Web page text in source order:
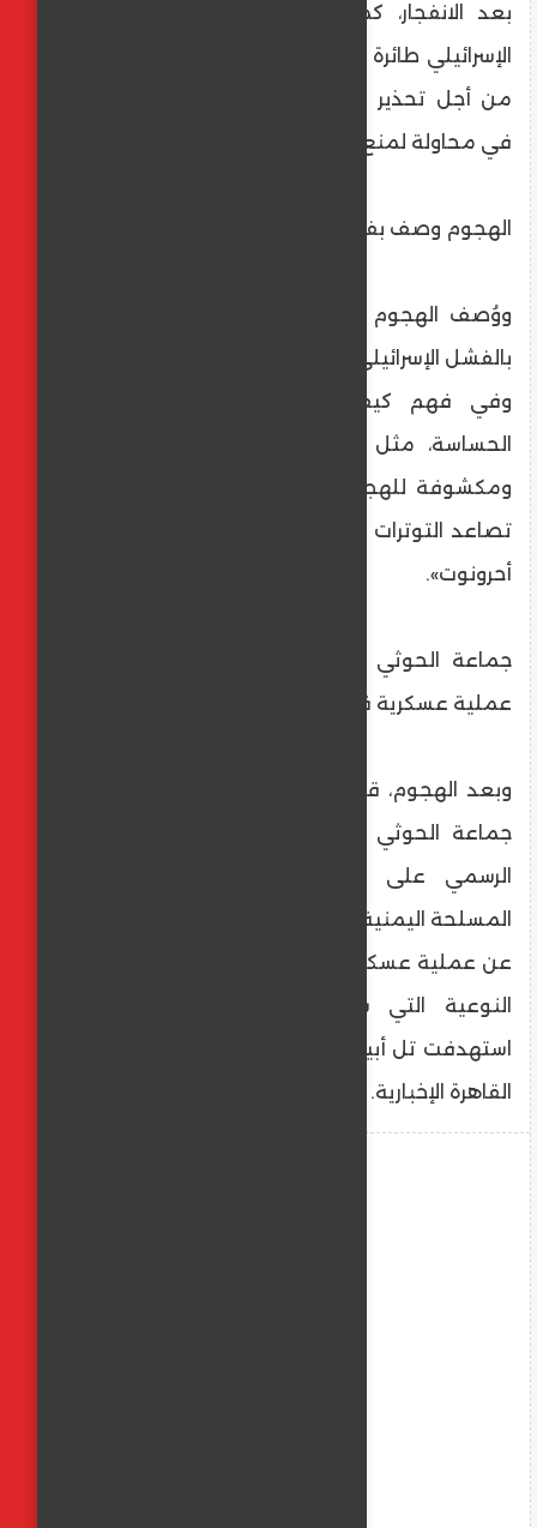
بعد الانفجار، كما لم يرصد أي رادار للجيش
الإسرائيلي طائرة أو جسم معادي اخترق الأجواء،
من أجل تحذير السكان وإطلاق صافرات الإنذار
في محاولة لمنع الضرر.
الهجوم وصف بفشل إسرائيلي
ووُصف الهجوم على تل أبيب بطائرة مسيرة،
بالفشل الإسرائيلي، وسيحقق جيش الاحتلال فيه،
وفي فهم كيفية ترك المدنيين والأهداف
الحساسة، مثل السفارة الأمريكية، دون رقابة
ومكشوفة للهجمات المسيرة، خاصة في ظل
تصاعد التوترات ضد حزب الله، بحسب «يديعوت
أحرونوت».
جماعة الحوثي تعلن عن بيان مرتقب بشأن
عملية عسكرية في تل أبيب
وبعد الهجوم، قال يحيى سريع، المتحدث باسم
جماعة الحوثي اليمنية، في بيان، عبر حسابه
الرسمي على «إكس»: «بيان مهم للقوات
المسلحة اليمنية خلال الساعات القادمة للإعلان
عن عملية عسكرية نوعية»، مضيفا أن العملية
النوعية التي سيتم الإعلان عن تفاصيلها
استهدفت تل أبيب، وذلك بحسب ما ذكرته قناة
القاهرة الإخبارية.